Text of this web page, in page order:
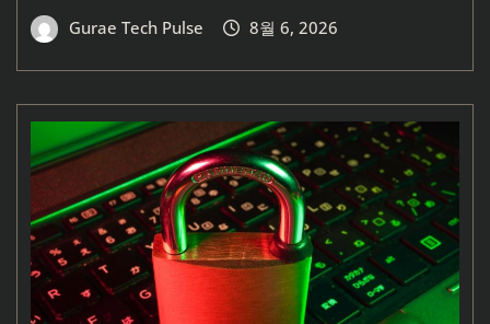
Gurae Tech Pulse 8월 6, 2026